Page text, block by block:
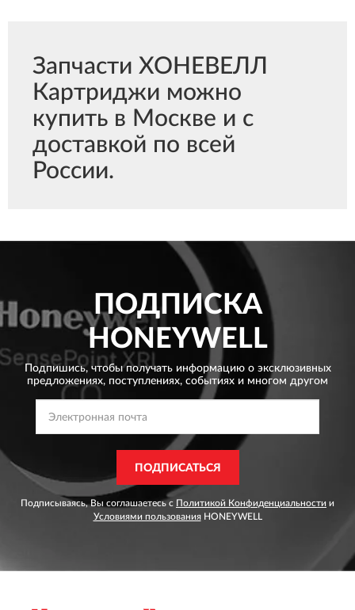
Запчасти ХОНЕВЕЛЛ
Картриджи можно
купить в Москве и с
доставкой по всей
России.
ПОДПИСКА
HONEYWELL
Подпишись, чтобы получать информацию о эксклюзивных
предложениях, поступлениях, событиях и многом другом
ПОДПИСАТЬСЯ
Подписываясь, Вы соглашаетесь с Политикой Конфиденциальности и
Условиями пользованияHONEYWELL